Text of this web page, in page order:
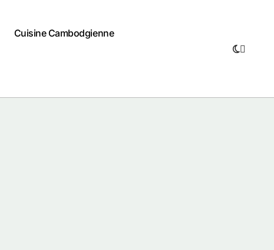
Cuisine Cambodgienne